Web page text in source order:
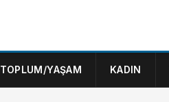
TOPLUM/YAŞAM KADIN